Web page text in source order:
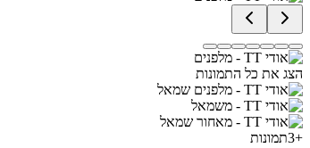
הצג את כל התמונות
+
3תמונות